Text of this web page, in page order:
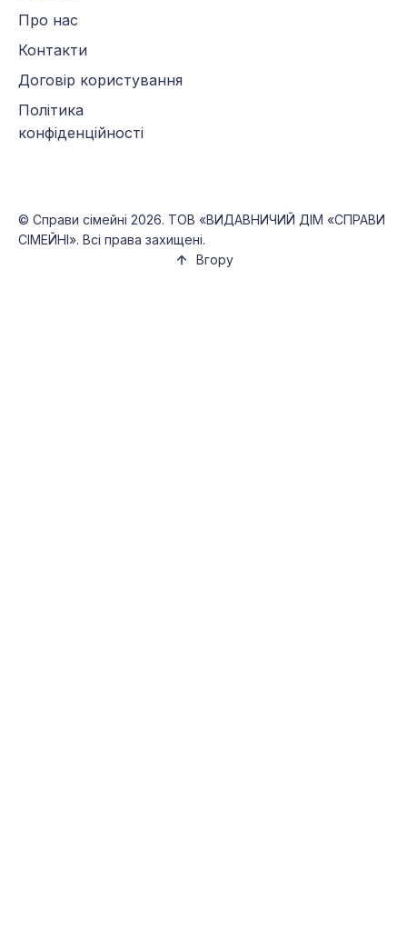
Про нас
Контакти
Договір користування
Політика
конфіденційності
© Справи сімейні 2026. ТОВ «ВИДАВНИЧИЙ ДІМ «СПРАВИ
СІМЕЙНІ». Всі права захищені.
Вгору